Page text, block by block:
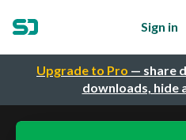
Upgrade to Pro — share
downloads, hide
Sign in